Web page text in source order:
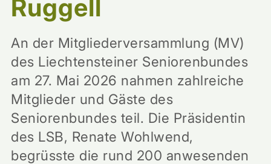
Ruggell
An der Mitgliederversammlung (MV)
des Liechtensteiner Seniorenbundes
am 27. Mai 2026 nahmen zahlreiche
Mitglieder und Gäste des
Seniorenbundes teil. Die Präsidentin
des LSB, Renate Wohlwend,
begrüsste die rund 200 anwesenden